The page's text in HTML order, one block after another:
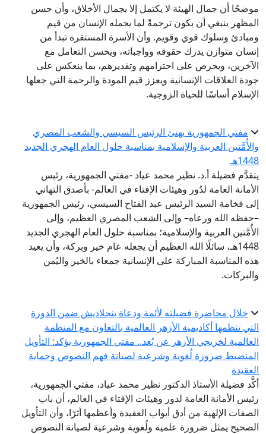
موضحًا أن جمال الهيئة لا يكتمل إلا بجمال الأخلاق، وأن حسن
المظهر ينبغي أن يكون ترجمةً لما يحمله الإنسان من قيم
ومبادئ وسلوك قوي وقويم. وأن الأسرة المستقرة تبدأ من
إنسان متوازن يدرك حقوقه وواجباته، ويحسن التعامل مع
الآخرين، ويحرص على احترامهم وتقديرهم، بما ينعكس على
جودة العلاقات الإنسانية ويعزز قيم المودة والرحمة التي جعلها
الإسلام أساسًا للحياة الزوجية.
مفتي الجمهورية يهنئ الرئيس السيسي والشعب المصري
والأُمَّتين العربية والإسلامية بمناسبة حلول العام الهجري الجديد
1448هـ
يتقدَّم فضيلة أ.د. نظير محمد عياد -مفتي الجمهورية، رئيس
الأمانة العامة لدُور وهيئات الإفتاء في العالم- بأصدق التهاني
إلى فخامة السيد الرئيس عبد الفتاح السيسي، رئيس الجمهورية
–حفظه الله ورعاه– وإلى الشعب المصري العظيم، وإلى
الأُمَّتين العربية والإسلامية؛ بمناسبة حلول العام الهجري الجديد
1448هـ، سائلًا الله العظيم أن يجعله عام خير وبركة، وأن يعيد
هذه المناسبة المباركة على الإنسانية جمعاء بالخير واليُمن
والبركات.
خلال محاضرة فضيلته لأئمة ودعاة بنجلاديش ضمن الدورة
التي تنظمها أكاديمية الأزهر العالمية بالتعاون مع المنظمة
العالمية لخريجي الأزهر عن بُعد.. مفتي الجمهورية يؤكد: التأويل
المنضبط ضرورة لُغوية وشرعية لصيانة فهم النصوص وحماية
العقيدة
أكَّد فضيلة الأستاذ الدكتور نظير محمد عياد، مفتي الجمهورية،
رئيس الأمانة العامة لدور وهيئات الإفتاء في العالم، أن باب
الصفات الإلهية من أدق أبواب العقيدة وأعظمها أثرًا، وأن التأويل
الصحيح يمثل ضرورة علمية ولُغوية وشرعية لصيانة النصوص